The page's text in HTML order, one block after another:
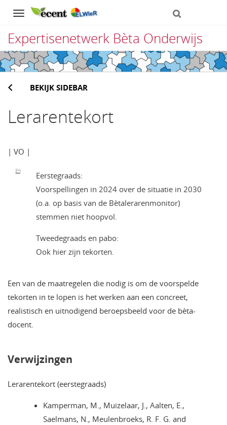
Navigation
Expertisenetwerk Bèta Onderwijs
Direct
naar
het
inhoud
BEKIJK SIDEBAR
Lerarentekort
| VO |
Eerstegraads:
Voorspellingen in 2024 over de situatie in 2030
(o.a. op basis van de Bètalerarenmonitor)
stemmen niet hoopvol.
Tweedegraads en pabo:
Ook hier zijn tekorten.
Een van de maatregelen die nodig is om de voorspelde
tekorten in te lopen is het werken aan een concreet,
realistisch en uitnodigend beroepsbeeld voor de bèta-
docent.
Verwijzingen
Lerarentekort (eerstegraads)
Kamperman, M., Muizelaar, J., Aalten, E.,
Saelmans, N., Meulenbroeks, R. F. G. and